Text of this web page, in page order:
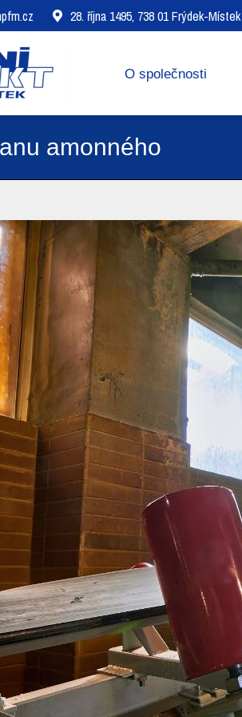
28. října 1495, 738 01 Frýdek-Místek
O společnosti
amonného
Oblasti působení